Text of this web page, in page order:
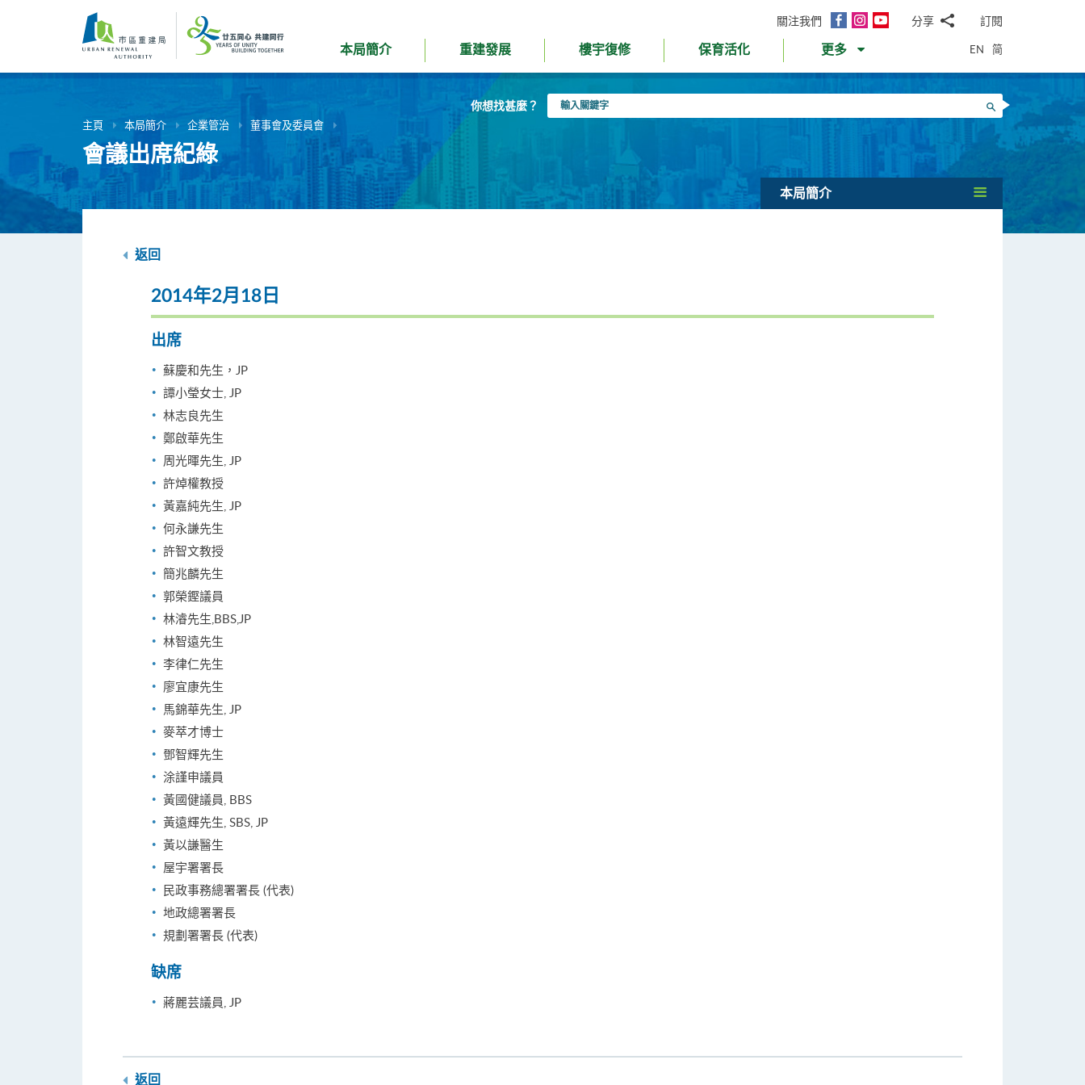
內
關注我們
面
InstagramYouTube分享
郵WhatsApp
微
信
面
書Twitter
LinkedIn
微
訂閱
本局簡介 重建發展 樓宇復修 保育活化 更多 EN 简
你想找甚麼？
入
搜尋
主頁 本局簡介 企業管治 董事會及委員會
會議出席紀綠
本局簡介
返回
2014年2月18日
出席
蘇慶和先生，JP
譚小瑩女士, JP
林志良先生
鄭啟華先生
周光暉先生, JP
許焯權教授
黃嘉純先生, JP
何永謙先生
許智文教授
簡兆麟先生
郭榮鏗議員
林濬先生,BBS,JP
林智遠先生
李律仁先生
廖宜康先生
馬錦華先生, JP
麥萃才博士
鄧智輝先生
涂謹申議員
黃國健議員, BBS
黃遠輝先生, SBS, JP
黃以謙醫生
屋宇署署長
民政事務總署署長 (代表)
地政總署署長
規劃署署長 (代表)
缺席
蔣麗芸議員, JP
返回